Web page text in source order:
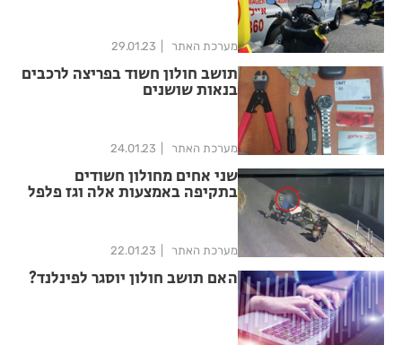
מערכת האתר 29.01.23
תושב חולון חשוד בפריצה לרכבים
בנאות שושנים
מערכת האתר 24.01.23
שני אחים מחולון חשודים
בתקיפה באמצעות אלה וגז פלפל
מערכת האתר 22.01.23
האם תושב חולון יוסגר לפינלנד?